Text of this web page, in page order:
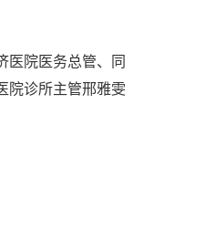
医院医务总管、同
院诊所主管邢雅雯